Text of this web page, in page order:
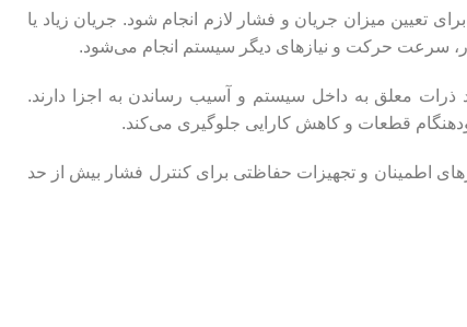
تعیین میزان جریان و فشار لازم انجام شود. جریان زیاد یا
سرعت حرکت و نیازهای دیگر سیستم انجام می‌شود.
ذرات معلق به داخل سیستم و آسیب رساندن به اجزا دارند.
قطعات و کاهش کارایی جلوگیری می‌کند.
اطمینان و تجهیزات حفاظتی برای کنترل فشار بیش از حد